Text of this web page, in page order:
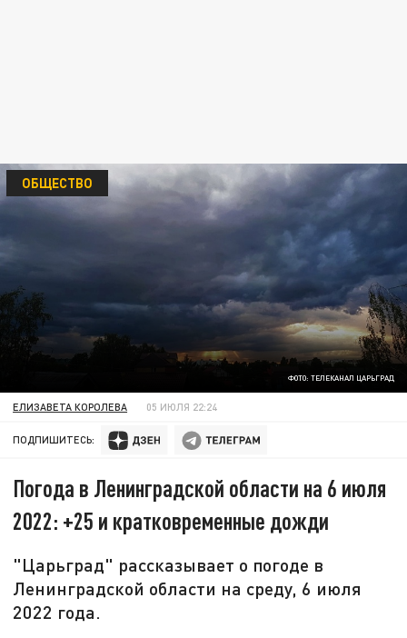
ФОТО: ТЕЛЕКАНАЛ ЦАРЬГРАД
ОБЩЕСТВО
ЕЛИЗАВЕТА КОРОЛЕВА 05 ИЮЛЯ 22:24
ПОДПИШИТЕСЬ:
Погода в Ленинградской области на 6 июля
2022: +25 и кратковременные дожди
"Царьград" рассказывает о погоде в
Ленинградской области на среду, 6 июля
2022 года.